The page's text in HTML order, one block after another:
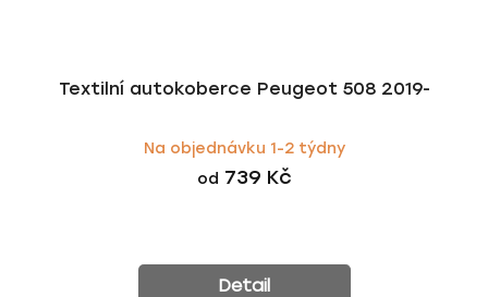
Textilní autokoberce Peugeot 508 2019-
Na objednávku 1-2 týdny
od 739 Kč
Detail